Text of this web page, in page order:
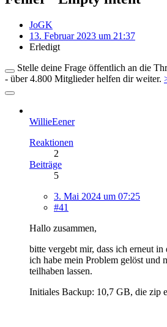
JoGK
13. Februar 2023 um 21:37
Erledigt
Stelle deine Frage öffentlich an die
- über 4.800 Mitglieder helfen dir weiter.
WillieEener
Reaktionen
2
Beiträge
5
3. Mai 2024 um 07:25
#41
Hallo zusammen,
bitte vergebt mir, dass ich erneut in
ich habe mein Problem gelöst und
teilhaben lassen.
Initiales Backup: 10,7 GB, die zip